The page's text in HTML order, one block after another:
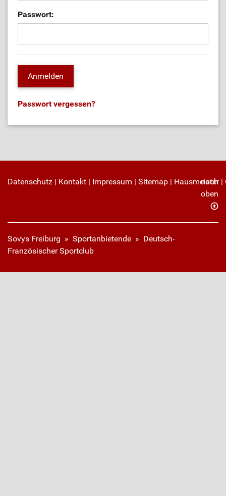
Passwort:
Passwort vergessen?
Datenschutz | Kontakt | Impressum | Sitemap | Hausmeister|
nach
oben
Sovys Freiburg » Sportanbietende » Deutsch-
Französischer Sportclub